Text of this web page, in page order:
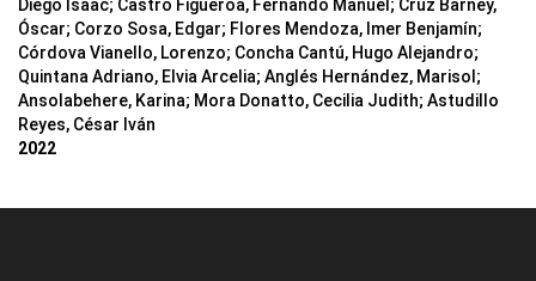
Diego Isaac; Castro Figueroa, Fernando Manuel ; Cruz Barney,
Óscar; Corzo Sosa, Edgar; Flores Mendoza, Imer Benjamín;
Córdova Vianello, Lorenzo; Concha Cantú, Hugo Alejandro;
Quintana Adriano, Elvia Arcelia; Anglés Hernández, Marisol ;
Ansolabehere, Karina; Mora Donatto, Cecilia Judith; Astudillo
Reyes, César Iván
2022